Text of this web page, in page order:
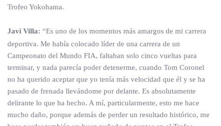
Trofeo Yokohama.
Javi Villa: “Es uno de los momentos más amargos de mi carrera
deportiva. Me había colocado líder de una carrera de un
Campeonato del Mundo FIA, faltaban solo cinco vueltas para
terminar, y nada parecía poder detenerme, cuando Tom Coronel
no ha querido aceptar que yo tenía más velocidad que él y se ha
pasado de frenada llevándome por delante. Es absolutamente
delirante lo que ha hecho. A mí, particularmente, esto me hace
mucho daño, porque además de perder un resultado histórico, me